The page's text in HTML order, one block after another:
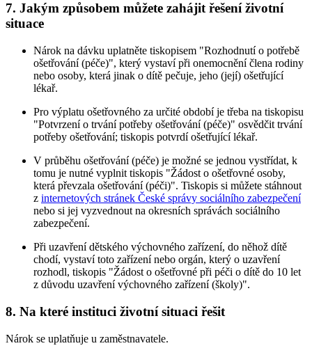
7. Jakým způsobem můžete zahájit řešení životní
situace
Nárok na dávku uplatněte tiskopisem "Rozhodnutí o potřebě
ošetřování (péče)", který vystaví při onemocnění člena rodiny
nebo osoby, která jinak o dítě pečuje, jeho (její) ošetřující
lékař.
Pro výplatu ošetřovného za určité období je třeba na tiskopisu
"Potvrzení o trvání potřeby ošetřování (péče)" osvědčit trvání
potřeby ošetřování; tiskopis potvrdí ošetřující lékař.
V průběhu ošetřování (péče) je možné se jednou vystřídat, k
tomu je nutné vyplnit tiskopis "Žádost o ošetřovné osoby,
která převzala ošetřování (péči)". Tiskopis si můžete stáhnout
z internetových stránek České správy sociálního zabezpečení
nebo si jej vyzvednout na okresních správách sociálního
zabezpečení.
Při uzavření dětského výchovného zařízení, do něhož dítě
chodí, vystaví toto zařízení nebo orgán, který o uzavření
rozhodl, tiskopis "Žádost o ošetřovné při péči o dítě do 10 let
z důvodu uzavření výchovného zařízení (školy)".
8. Na které instituci životní situaci řešit
Nárok se uplatňuje u zaměstnavatele.